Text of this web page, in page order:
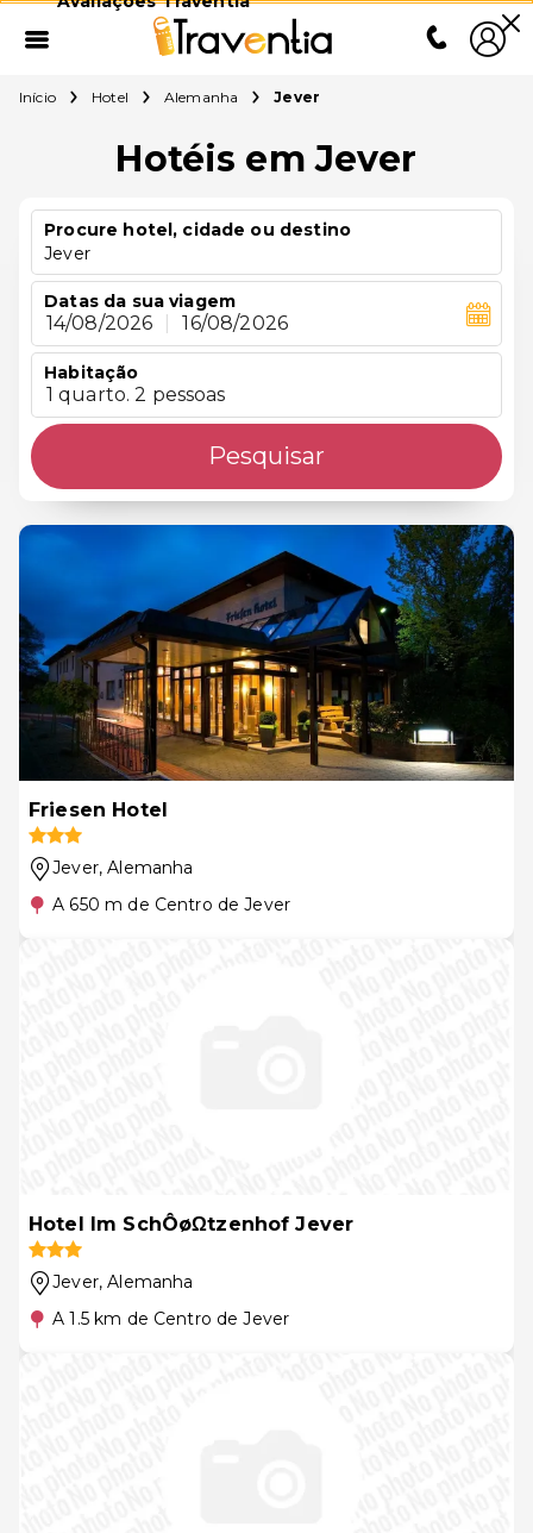
Início Hotel Alemanha Jever
Hotéis em Jever
Procure hotel, cidade ou destino
Jever
Datas da sua viagem
14/08/2026 16/08/2026
Habitação
1 quarto. 2 pessoas
Pesquisar
Friesen Hotel
Jever, Alemanha
A 650 m de Centro de Jever
Hotel Im SchÔøΩtzenhof Jever
Jever, Alemanha
A 1.5 km de Centro de Jever